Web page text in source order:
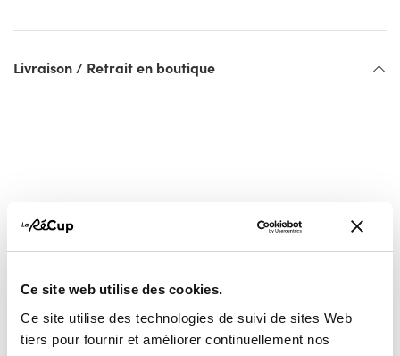
Ce site web utilise des cookies.
Ce site utilise des technologies de suivi de sites Web
tiers pour fournir et améliorer continuellement nos
Livraison / Retrait en boutique
Vous pourriez aussi
aimer...